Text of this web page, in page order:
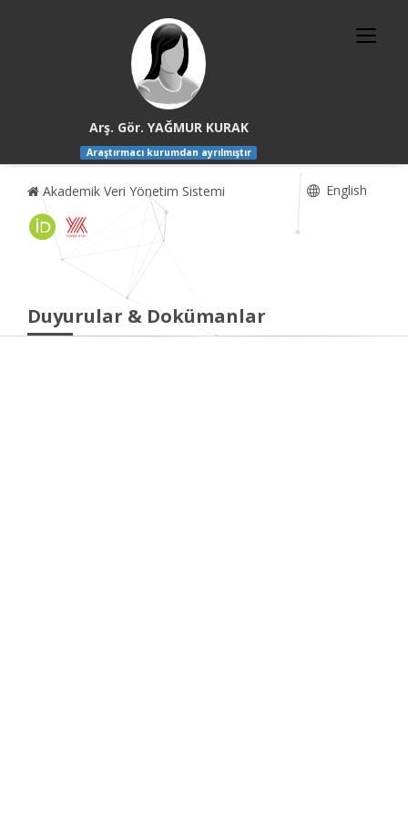
Arş. Gör. YAĞMUR KURAK
Araştırmacı kurumdan ayrılmıştır
Akademik Veri Yönetim Sistemi English
Duyurular & Dokümanlar